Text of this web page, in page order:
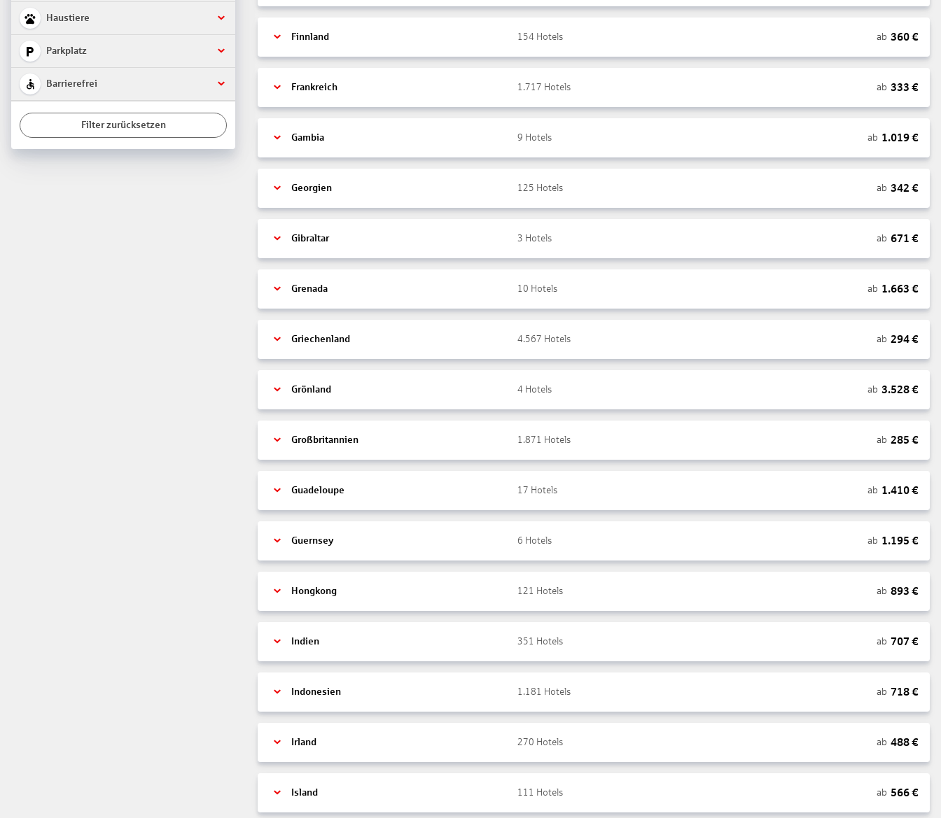
Haustiere
Parkplatz
Barrierefrei
Filter zurücksetzen
Finnland 154 Hotels ab 360€
Frankreich 1.717 Hotels ab 333 €
Gambia 9 Hotels ab 1.019€
Georgien 125 Hotels ab 342 €
Gibraltar 3 Hotels ab 671 €
Grenada 10 Hotels ab 1.663 €
Griechenland 4.567 Hotels ab 294€
Grönland 4 Hotels ab 3.528€
Großbritannien 1.871 Hotels ab 285 €
Guadeloupe 17 Hotels ab 1.410€
Guernsey 6 Hotels ab 1.195 €
Hongkong 121 Hotels ab 893 €
Indien 351 Hotels ab 707 €
Indonesien 1.181 Hotels ab 718€
Irland 270 Hotels ab 488€
Island 111 Hotels ab 566€